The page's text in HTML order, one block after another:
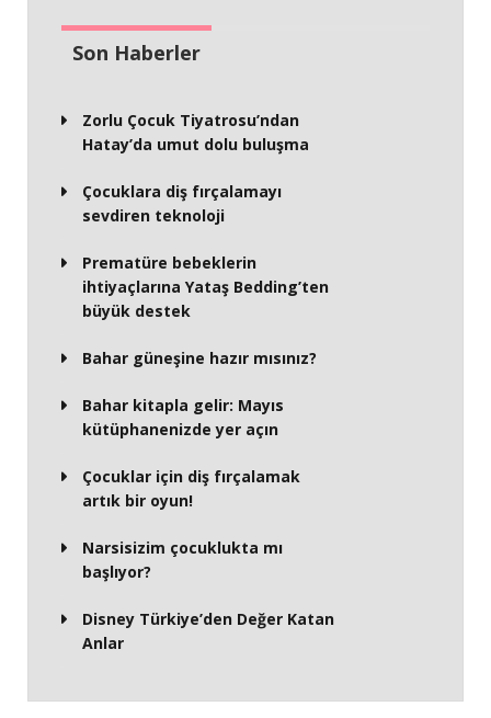
Son Haberler
Zorlu Çocuk Tiyatrosu’ndan
Hatay’da umut dolu buluşma
Çocuklara diş fırçalamayı
sevdiren teknoloji
Prematüre bebeklerin
ihtiyaçlarına Yataş Bedding’ten
büyük destek
Bahar güneşine hazır mısınız?
Bahar kitapla gelir: Mayıs
kütüphanenizde yer açın
Çocuklar için diş fırçalamak
artık bir oyun!
Narsisizim çocuklukta mı
başlıyor?
Disney Türkiye’den Değer Katan
Anlar